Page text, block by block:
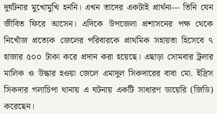
দুর্ঘটনার মুখোমুখি হননি। এখন তাদের একটাই প্রার্থনা— তিনি যেন
জীবিত ফিরে আসেন। এদিকে উপজেলা প্রশাসনের পক্ষ থেকে
নিখোঁজ প্রত্যেক জেলের পরিবারকে প্রাথমিক সহায়তা হিসেবে ৭
হাজার ৫০০ টাকা করে প্রদান করা হয়েছে। এছাড়া সোমবার ট্রলার
মালিক ও উদ্ধার হওয়া জেলে এমাদুল সিকদারের বাবা মো. ইদ্রিস
সিকদার গলাচিপা থানায় এ ঘটনায় একটি সাধারণ ডায়েরি (জিডি)
করেছেন।